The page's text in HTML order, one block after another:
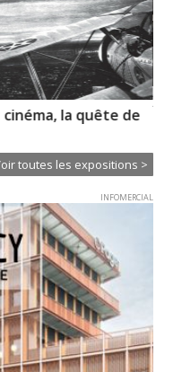
la quête de
toutes les expositions >
INFOMERCIAL